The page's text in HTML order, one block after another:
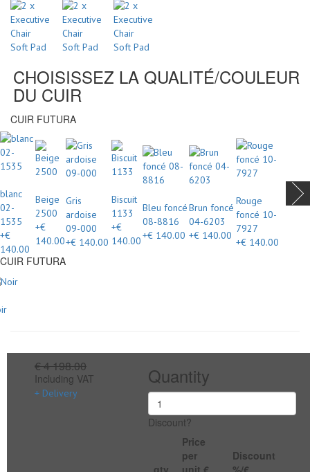
CHOISISSEZ LA QUALITÉ/COULEUR
DU CUIR
CUIR FUTURA
blanc
02-
1535
+€
140.00
Beige
2500
+€
140.00
Gris
ardoise
09-000
+€ 140.00
Biscuit
1133
+€
140.00
Bleu foncé
08-8816
+€ 140.00
Brun foncé
04-6203
+€ 140.00
Rouge
foncé 10-
7927
+€ 140.00
CUIR FUTURA
€ 4 198.00
Including VAT
+ Delivery
Quantity
Discount?
qty.
Price
per
unit €
Discount
%/€